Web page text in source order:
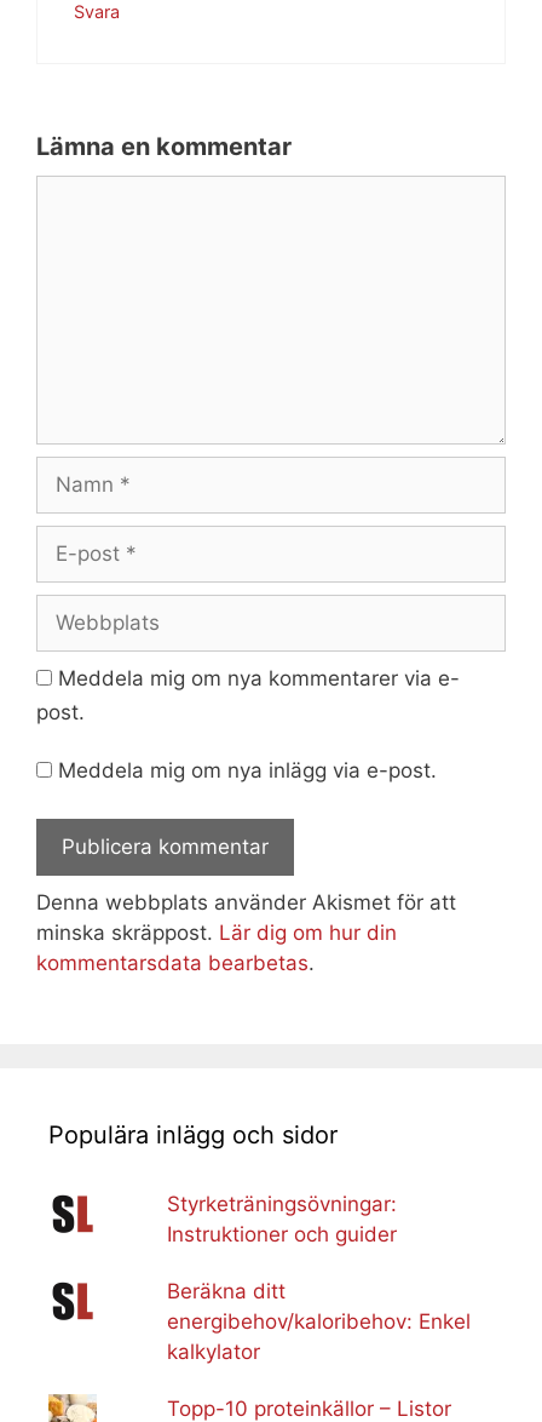
Svara
Lämna en kommentar
post
Meddela mig om nya kommentarer via e-
post.
Meddela mig om nya inlägg via e-post.
Denna webbplats använder Akismet för att
minska skräppost. Lär dig om hur din
kommentarsdata bearbetas.
Populära inlägg och sidor
Styrketräningsövningar:
Instruktioner och guider
Beräkna ditt
energibehov/kaloribehov: Enkel
kalkylator
Topp-10 proteinkällor – Listor